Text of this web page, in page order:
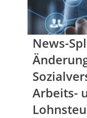
News-
Arbeits-